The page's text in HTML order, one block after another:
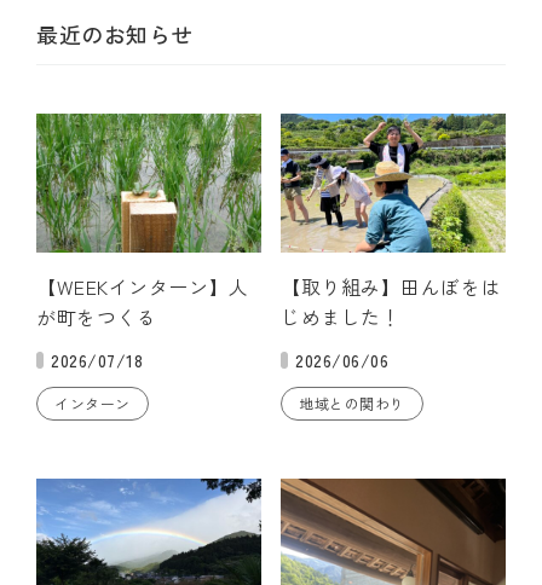
最近のお知らせ
【WEEKインターン】人
が町をつくる
2026/07/18
インターン
【取り組み】田んぼをは
じめました！
2026/06/06
地域との関わり